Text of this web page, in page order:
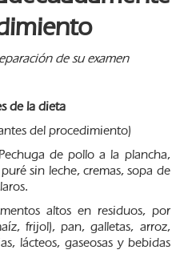
de su examen
de la dieta
del procedimiento)
de pollo a la plancha,
sin leche, cremas, sopa de
altos en residuos, por
frijol), pan, galletas, arroz,
lácteos, gaseosas y bebidas